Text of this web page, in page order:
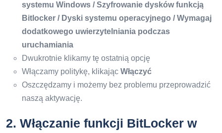
systemu Windows / Szyfrowanie dysków funkcją
Bitlocker / Dyski systemu operacyjnego / Wymagaj
dodatkowego uwierzytelniania podczas
uruchamiania
Dwukrotnie klikamy tę ostatnią opcję
Włączamy politykę, klikając Włączyć
Oszczędzamy i możemy bez problemu przeprowadzić
naszą aktywację.
2. Włączanie funkcji BitLocker w